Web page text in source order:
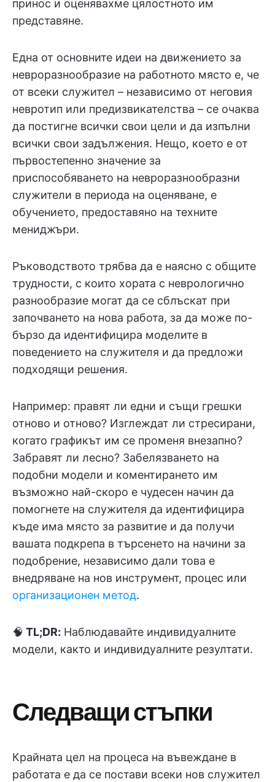
принос и оценявахме цялостното им
представяне.
Една от основните идеи на движението за
невроразнообразие на работното място е, че
от всеки служител – независимо от неговия
невротип или предизвикателства – се очаква
да постигне всички свои цели и да изпълни
всички свои задължения. Нещо, което е от
първостепенно значение за
приспособяването на невроразнообразни
служители в периода на оценяване, е
обучението, предоставяно на техните
мениджъри.
Ръководството трябва да е наясно с общите
трудности, с които хората с неврологично
разнообразие могат да се сблъскат при
започването на нова работа, за да може по-
бързо да идентифицира моделите в
поведението на служителя и да предложи
подходящи решения.
Например: правят ли едни и същи грешки
отново и отново? Изглеждат ли стресирани,
когато графикът им се променя внезапно?
Забравят ли лесно? Забелязването на
подобни модели и коментирането им
възможно най-скоро е чудесен начин да
помогнете на служителя да идентифицира
къде има място за развитие и да получи
вашата подкрепа в търсенето на начини за
подобрение, независимо дали това е
внедряване на нов инструмент, процес или
организационен метод.
🧠 TL;DR: Наблюдавайте индивидуалните
модели, както и индивидуалните резултати.
Следващи стъпки
Крайната цел на процеса на въвеждане в
работата е да се постави всеки нов служител